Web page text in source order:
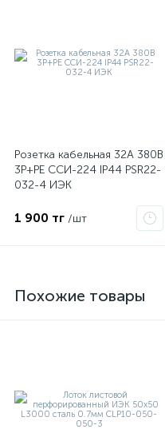
Розетка кабельная 32А 380В
3P+PЕ ССИ-224 IP44 PSR22-
032-4 ИЭК
1 900 тг /шт
Похожие товары